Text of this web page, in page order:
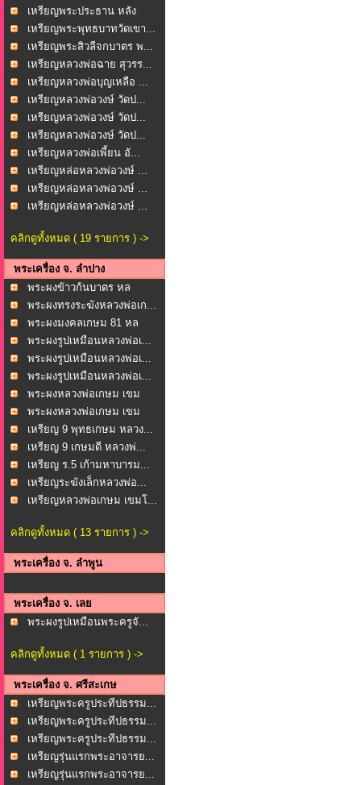
เหรียญพระประธาน หลัง
หล... เหรียญพระพุทธบาทวัดเขา...
เหรียญพระสิวลีจกบาตร พ...
เหรียญหลวงพ่อฉาย สุวรร...
เหรียญหลวงพ่อบุญเหลือ ...
เหรียญหลวงพ่อวงษ์ วัดป...
เหรียญหลวงพ่อวงษ์ วัดป...
เหรียญหลวงพ่อวงษ์ วัดป...
เหรียญหลวงพ่อเพี้ยน อั...
เหรียญหล่อหลวงพ่อวงษ์ ...
เหรียญหล่อหลวงพ่อวงษ์ ...
เหรียญหล่อหลวงพ่อวงษ์ ...
คลิกดูทั้งหมด ( 19 รายการ ) ->
พระเครื่อง จ. ลำปาง
พระผงข้าวก้นบาตร หล
วงพ...พระผงทรงระฆังหลวงพ่อเก...
พระผงมงคลเกษม 81 หล
วงพ...พระผงรูปเหมือนหลวงพ่อเ...
พระผงรูปเหมือนหลวงพ่อเ...
พระผงรูปเหมือนหลวงพ่อเ...
พระผงหลวงพ่อเกษม เขม
โก...
พระผงหลวงพ่อเกษม เขม
โก...
เหรียญ 9 พุทธเกษม หลวง...
เหรียญ 9 เกษมดี หลวงพ่...
เหรียญ ร.5 เก้ามหาบารม...
เหรียญระฆังเล็กหลวงพ่อ...
เหรียญหลวงพ่อเกษม เขมโ...
คลิกดูทั้งหมด ( 13 รายการ ) ->
พระเครื่อง จ. ลำพูน
พระเครื่อง จ. เลย
พระผงรูปเหมือนพระครูจั...
คลิกดูทั้งหมด ( 1 รายการ ) ->
พระเครื่อง จ. ศรีสะเกษ
เหรียญพระครูประทีปธรรม...
เหรียญพระครูประทีปธรรม...
เหรียญพระครูประทีปธรรม...
เหรียญรุ่นแรกพระอาจารย...
เหรียญรุ่นแรกพระอาจารย...